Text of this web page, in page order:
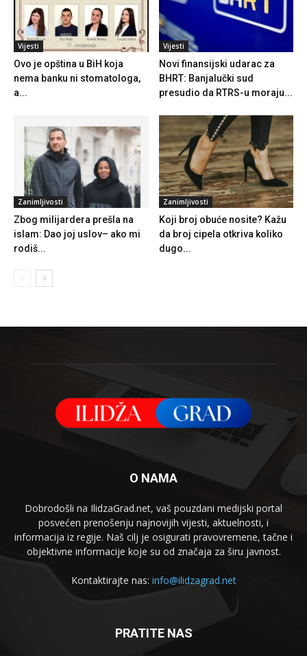
Vijesti
Ovo je opština u BiH koja
nema banku ni stomatologa,
a...
Vijesti
Novi finansijski udarac za
BHRT: Banjalučki sud
presudio da RTRS-u moraju...
Zanimljivosti
Zbog milijardera prešla na
islam: Dao joj uslov– ako mi
rodiš...
Zanimljivosti
Koji broj obuće nosite? Kažu
da broj cipela otkriva koliko
dugo...
O NAMA
Dobrodošli na IlidzaGrad.net, vaš pouzdani medijski portal
posvećen prenošenju najnovijih vijesti, aktuelnosti, i
informacija iz regije. Naš cilj je osigurati pravovremene, tačne i
objektivne informacije koje su od značaja za širu javnost.
Kontaktirajte nas: info@ilidzagrad.net
PRATITE NAS